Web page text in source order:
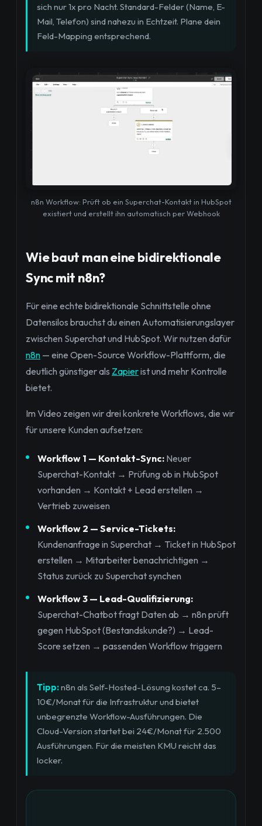
sich nur 1x pro Nacht. Standard-Felder (Name, E-
Mail, Telefon) sind nahezu in Echtzeit. Plane dein
Feld-Mapping entsprechend.
n8n Workflow: Prüft ob ein Superchat-Kontakt in HubSpot
existiert und erstellt ihn automatisch per Webhook
Wie baut man eine bidirektionale
Sync mit n8n?
Für eine echte bidirektionale Schnittstelle ohne
Datensilos brauchst du einen Automatisierungslayer
zwischen Superchat und HubSpot. Wir nutzen dafür
n8n — eine Open-Source Workflow-Plattform, die
deutlich günstiger als Zapierist und mehr Kontrolle
bietet.
Im Video zeigen wir drei konkrete Workflows, die wir
für unsere Kunden aufsetzen:
Workflow 1 — Kontakt-Sync: Neuer
Superchat-Kontakt → Prüfung ob in HubSpot
vorhanden → Kontakt + Lead erstellen →
Vertrieb zuweisen
Workflow 2 — Service-Tickets:
Kundenanfrage in Superchat → Ticket in HubSpot
erstellen → Mitarbeiter benachrichtigen →
Status zurück zu Superchat synchen
Workflow 3 — Lead-Qualifizierung:
Superchat-Chatbot fragt Daten ab → n8n prüft
gegen HubSpot (Bestandskunde?) → Lead-
Score setzen → passenden Workflow triggern
Tipp:n8n als Self-Hosted-Lösung kostet ca. 5–
10€/Monat für die Infrastruktur und bietet
unbegrenzte Workflow-Ausführungen. Die
Cloud-Version startet bei 24€/Monat für 2.500
Ausführungen. Für die meisten KMU reicht das
locker.